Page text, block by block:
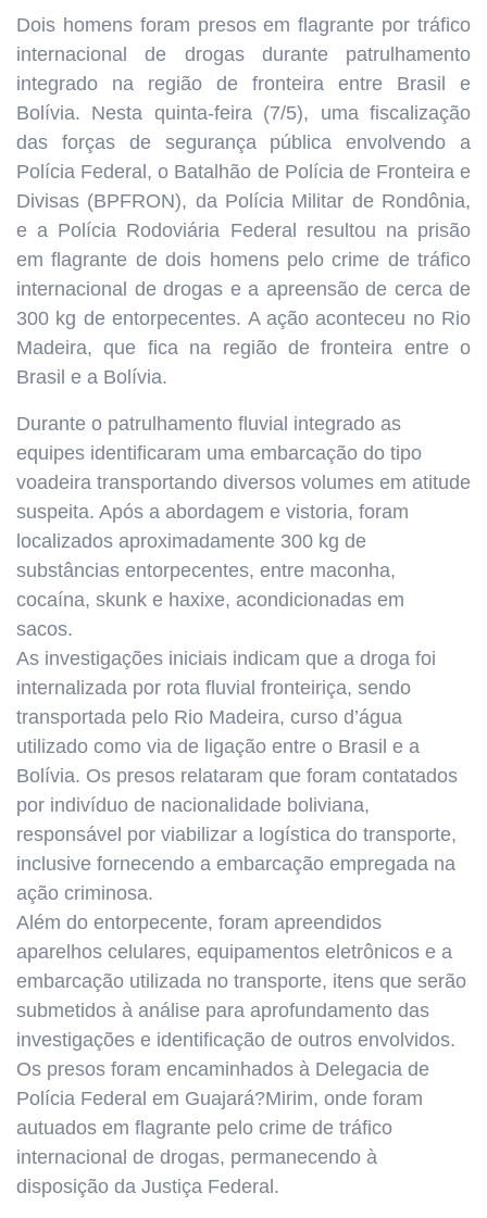
Dois homens foram presos em flagrante por tráfico
internacional de drogas durante patrulhamento
integrado na região de fronteira entre Brasil e
Bolívia. Nesta quinta-feira (7/5), uma fiscalização
das forças de segurança pública envolvendo a
Polícia Federal, o Batalhão de Polícia de Fronteira e
Divisas (BPFRON), da Polícia Militar de Rondônia,
e a Polícia Rodoviária Federal resultou na prisão
em flagrante de dois homens pelo crime de tráfico
internacional de drogas e a apreensão de cerca de
300 kg de entorpecentes. A ação aconteceu no Rio
Madeira, que fica na região de fronteira entre o
Brasil e a Bolívia.
Durante o patrulhamento fluvial integrado as
equipes identificaram uma embarcação do tipo
voadeira transportando diversos volumes em atitude
suspeita. Após a abordagem e vistoria, foram
localizados aproximadamente 300 kg de
substâncias entorpecentes, entre maconha,
cocaína, skunk e haxixe, acondicionadas em
sacos.
As investigações iniciais indicam que a droga foi
internalizada por rota fluvial fronteiriça, sendo
transportada pelo Rio Madeira, curso d’água
utilizado como via de ligação entre o Brasil e a
Bolívia. Os presos relataram que foram contatados
por indivíduo de nacionalidade boliviana,
responsável por viabilizar a logística do transporte,
inclusive fornecendo a embarcação empregada na
ação criminosa.
Além do entorpecente, foram apreendidos
aparelhos celulares, equipamentos eletrônicos e a
embarcação utilizada no transporte, itens que serão
submetidos à análise para aprofundamento das
investigações e identificação de outros envolvidos.
Os presos foram encaminhados à Delegacia de
Polícia Federal em Guajará?Mirim, onde foram
autuados em flagrante pelo crime de tráfico
internacional de drogas, permanecendo à
disposição da Justiça Federal.